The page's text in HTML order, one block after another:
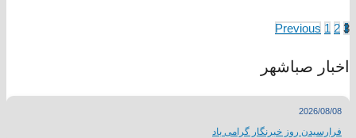
Previous 1 2 3
اخبار صباشهر
2026/08/08
فرارسیدن روز خبرنگار گرامی باد